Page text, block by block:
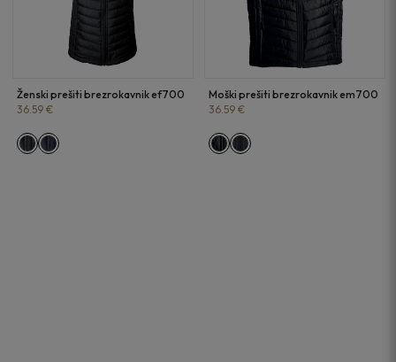
Ženski prešiti brezrokavnik ef700
36.59 €
Moški prešiti brezrokavnik em700
36.59 €